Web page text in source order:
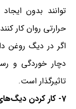
توانند بدون
حرارتی روان کار
اگر در دیگ روغن
دچار خوردگی و
تاثیر‌گذار است.
7- کار کردن دیگ‌های روغن داغ در دمای بالاتر